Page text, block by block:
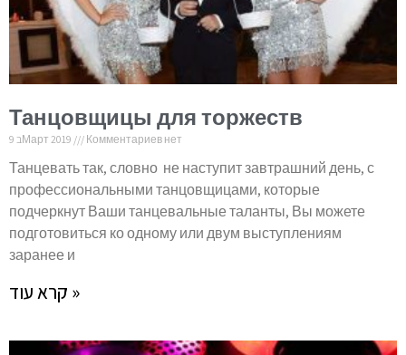
Танцовщицы для торжеств
9 בМарт 2019 Комментариев нет
Танцевать так, словно не наступит завтрашний день, с
профессиональными танцовщицами, которые
подчеркнут Ваши танцевальные таланты, Вы можете
подготовиться ко одному или двум выступлениям
заранее и
קרא עוד »